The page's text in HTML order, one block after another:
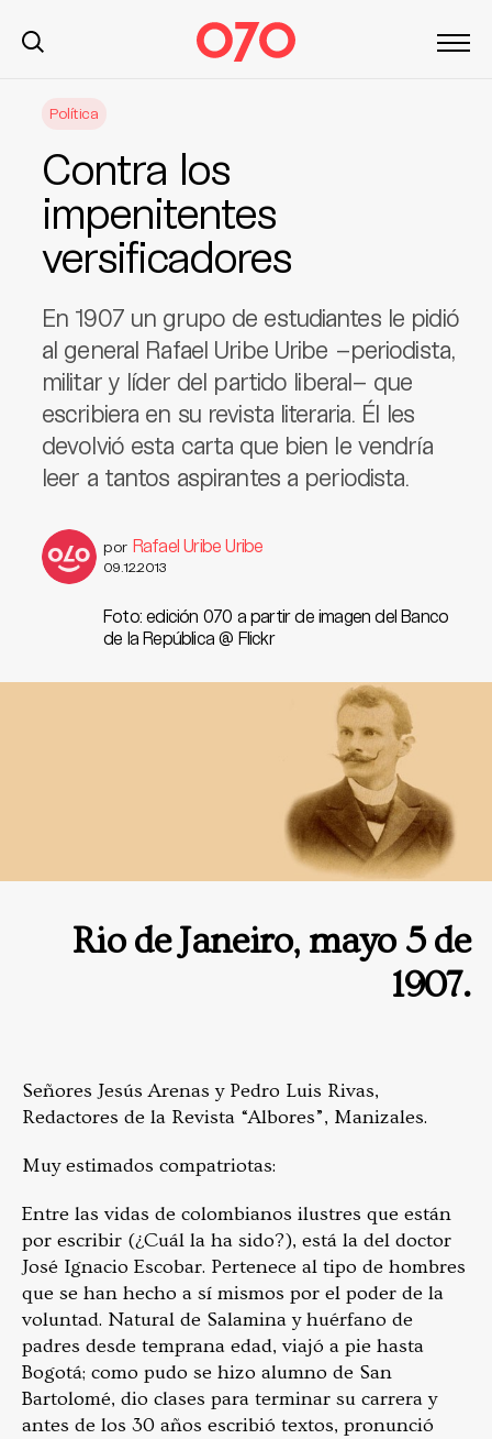
Política
Contra los
impenitentes
versificadores
En 1907 un grupo de estudiantes le pidió
al general Rafael Uribe Uribe –periodista,
militar y líder del partido liberal– que
escribiera en su revista literaria. Él les
devolvió esta carta que bien le vendría
leer a tantos aspirantes a periodista.
por Rafael Uribe Uribe
09.12.2013
Foto: edición 070 a partir de imagen del Banco
de la República @ Flickr
Rio de Janeiro, mayo 5 de
1907.
Señores Jesús Arenas y Pedro Luis Rivas,
Redactores de la Revista “Albores”, Manizales.
Muy estimados compatriotas:
Entre las vidas de colombianos ilustres que están
por escribir (¿Cuál la ha sido?), está la del doctor
José Ignacio Escobar. Pertenece al tipo de hombres
que se han hecho a sí mismos por el poder de la
voluntad. Natural de Salamina y huérfano de
padres desde temprana edad, viajó a pie hasta
Bogotá; como pudo se hizo alumno de San
Bartolomé, dio clases para terminar su carrera y
antes de los 30 años escribió textos, pronunció